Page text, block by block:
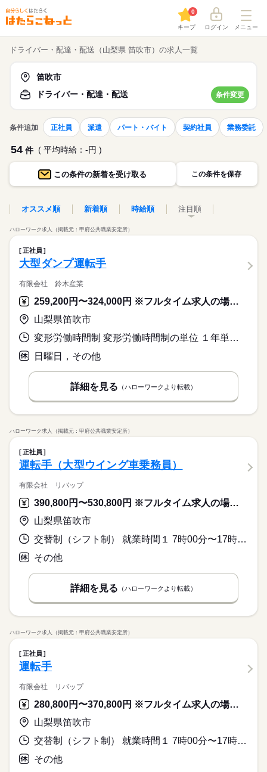
キープ
0
ログイン メニュー
ドライバー・配達・配送（山梨県 笛吹市）の求人一覧
笛吹市
ドライバー・配達・配送
条件変更
条件追加 正社員 派遣 パート・バイト 契約社員 業務委託
54 件 ( 平均時給：-円 )
この条件の新着を受け取る この条件を保存
オススメ順 新着順 時給順 注目順
ハローワーク求人（掲載元：甲府公共職業安定所）
正社員
大型ダンプ運転手
有限会社 鈴木産業
259,200円〜324,000円 ※フルタイム求人の場合は月額（換算額）、パート求人の場合は時間額を表示しています。
山梨県笛吹市
変形労働時間制 変形労働時間制の単位 １年単位 就業時間１ 8時00分〜17時00分 就業時間に関する特記事項 運搬場所により就業時間の変動あり。
日曜日，その他
詳細を見る （ハローワークより転載）
ハローワーク求人（掲載元：甲府公共職業安定所）
正社員
運転手（大型ウイング車乗務員）
有限会社 リバップ
390,800円〜530,800円 ※フルタイム求人の場合は月額（換算額）、パート求人の場合は時間額を表示しています。
山梨県笛吹市
交替制（シフト制） 就業時間１ 7時00分〜17時00分 就業時間２ 10時00分〜20時00分 又は 0時00分〜23時59分の時間の間の8時間 就業時間に関する特記事項 ※３６協定締結済
その他
詳細を見る （ハローワークより転載）
ハローワーク求人（掲載元：甲府公共職業安定所）
正社員
運転手
有限会社 リバップ
280,800円〜370,800円 ※フルタイム求人の場合は月額（換算額）、パート求人の場合は時間額を表示しています。
山梨県笛吹市
交替制（シフト制） 就業時間１ 7時00分〜17時00分 就業時間２ 10時00分〜20時00分 又は 0時00分〜23時59分の時間の間の8時間 就業時間に関する特記事項 ※３６協定締結済
その他